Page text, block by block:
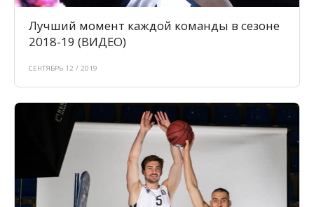
Лучший момент каждой команды в сезоне
2018-19 (ВИДЕО)
СЕНТЯБРЬ 12 / 2019